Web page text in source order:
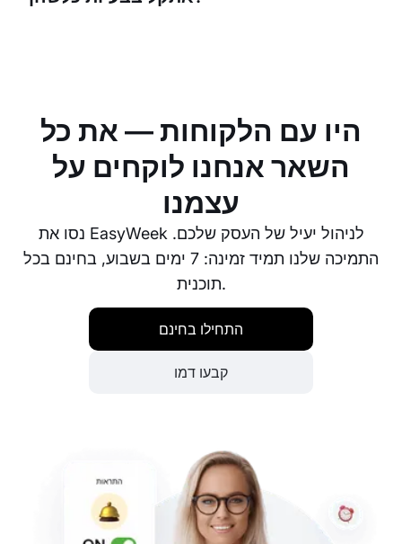
היו עם הלקוחות — את כל
השאר אנחנו לוקחים על
עצמנו
נסו את EasyWeek לניהול יעיל של העסק שלכם.
התמיכה שלנו תמיד זמינה: 7 ימים בשבוע, בחינם בכל
תוכנית.
התחילו בחינם
קבעו דמו